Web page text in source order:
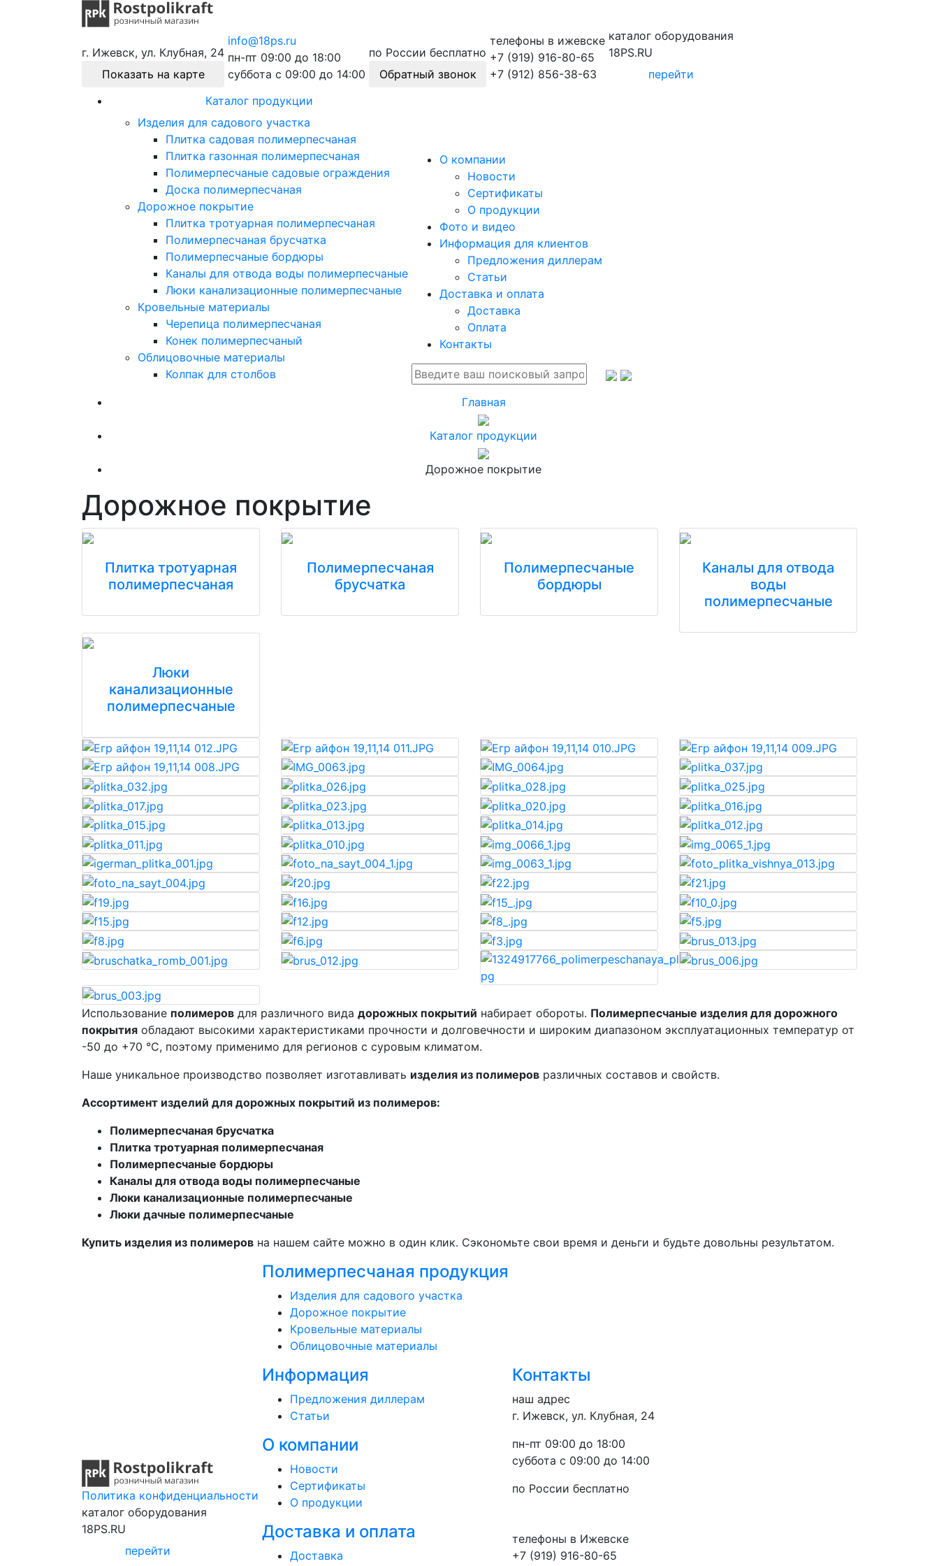
г. Ижевск, ул. Клубная, 24
Показать на карте
info@18ps.ru
пн-пт 09:00 до 18:00
суббота с 09:00 до 14:00
по России бесплатно
Обратный звонок
телефоны в ижевске
+7 (919) 916-80-65
+7 (912) 856-38-63
каталог оборудования
18PS.RU
перейти
Каталог продукции
Изделия для садового участка
Плитка садовая полимерпесчаная
Плитка газонная полимерпесчаная
Полимерпесчаные садовые ограждения
Доска полимерпесчаная
Дорожное покрытие
Плитка тротуарная полимерпесчаная
Полимерпесчаная брусчатка
Полимерпесчаные бордюры
Каналы для отвода воды полимерпесчаные
Люки канализационные полимерпесчаные
Кровельные материалы
Черепица полимерпесчаная
Конек полимерпесчаный
Облицовочные материалы
Колпак для столбов
О компании
Новости
Сертификаты
О продукции
Фото и видео
Информация для клиентов
Предложения диллерам
Статьи
Доставка и оплата
Доставка
Оплата
Контакты
Главная
Каталог продукции
Дорожное покрытие
Дорожное покрытие
Плитка тротуарная
полимерпесчаная
Полимерпесчаная
брусчатка
Полимерпесчаные
бордюры
Каналы для отвода
воды
полимерпесчаные
Люки
канализационные
полимерпесчаные
Использование полимеров для различного вида дорожных покрытий набирает обороты. Полимерпесчаные изделия для дорожного
покрытия обладают высокими характеристиками прочности и долговечности и широким диапазоном эксплуатационных температур от
-50 до +70 °C, поэтому применимо для регионов с суровым климатом.
Наше уникальное производство позволяет изготавливать изделия из полимеров различных составов и свойств.
Ассортимент изделий для дорожных покрытий из полимеров:
Полимерпесчаная брусчатка
Плитка тротуарная полимерпесчаная
Полимерпесчаные бордюры
Каналы для отвода воды полимерпесчаные
Люки канализационные полимерпесчаные
Люки дачные полимерпесчаные
Купить изделия из полимеров на нашем сайте можно в один клик. Сэкономьте свои время и деньги и будьте довольны результатом.
Политика конфиденциальности
каталог оборудования
18PS.RU
перейти
Полимерпесчаная продукция
Изделия для садового участка
Дорожное покрытие
Кровельные материалы
Облицовочные материалы
Информация
Предложения диллерам
Статьи
О компании
Новости
Сертификаты
О продукции
Доставка и оплата
Доставка
Контакты
наш адрес
г. Ижевск, ул. Клубная, 24
пн-пт 09:00 до 18:00
суббота с 09:00 до 14:00
по России бесплатно
телефоны в Ижевске
+7 (919) 916-80-65